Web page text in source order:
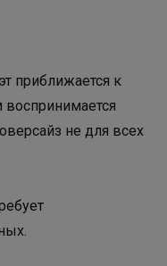
приближается к
не для всех